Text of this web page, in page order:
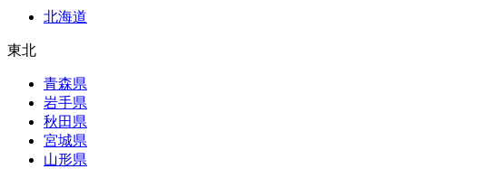
北海道
東北
青森県
岩手県
秋田県
宮城県
山形県